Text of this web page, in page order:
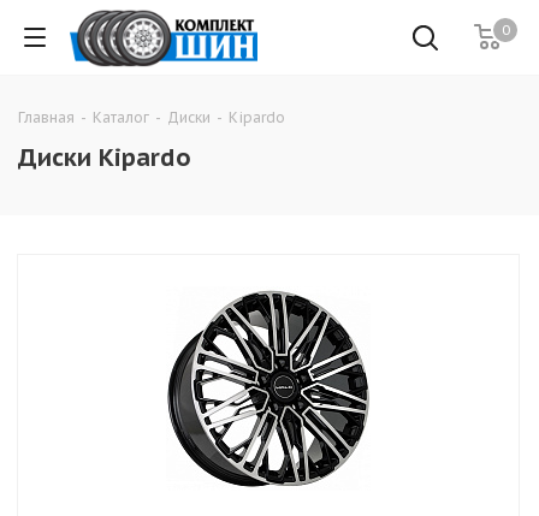
0
Главная - Каталог - Диски - Kipardo
Диски Kipardo